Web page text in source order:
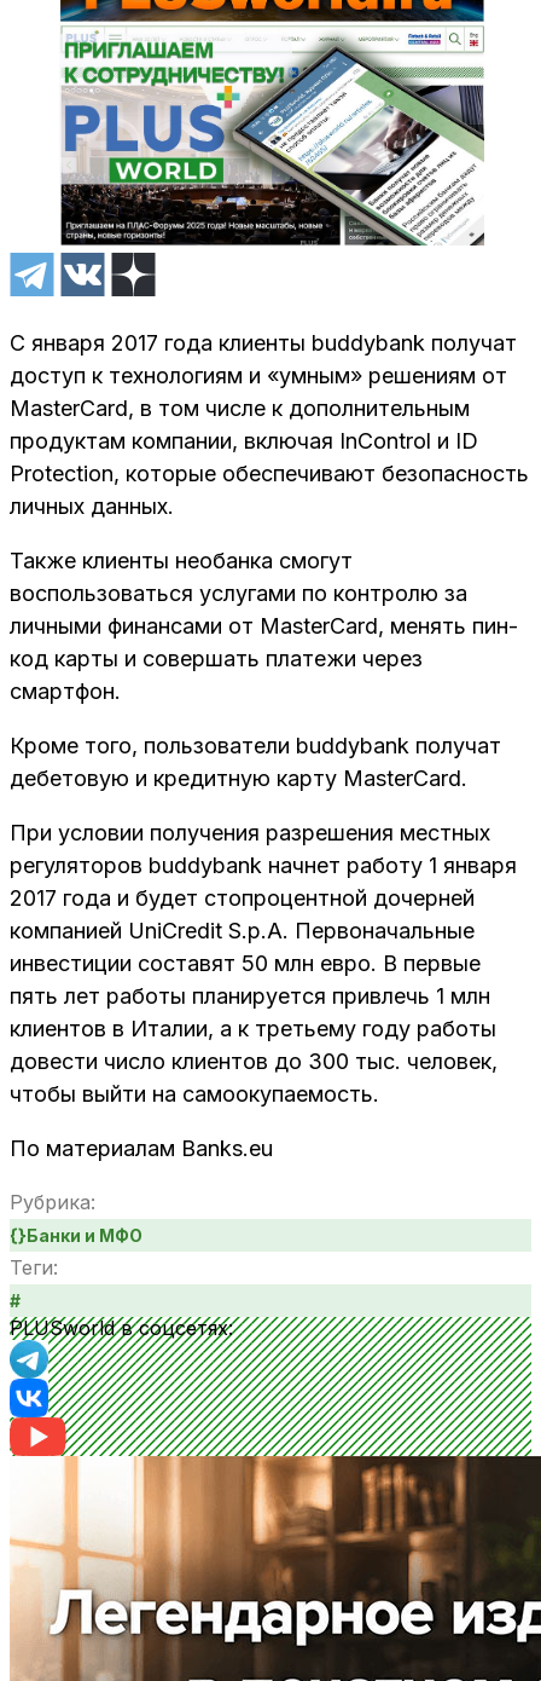
С января 2017 года клиенты buddybank получат
доступ к технологиям и «умным» решениям от
MasterCard, в том числе к дополнительным
продуктам компании, включая InControl и ID
Protection, которые обеспечивают безопасность
личных данных.
Также клиенты необанка смогут
воспользоваться услугами по контролю за
личными финансами от MasterCard, менять пин-
код карты и совершать платежи через
смартфон.
Кроме того, пользователи buddybank получат
дебетовую и кредитную карту MasterCard.
При условии получения разрешения местных
регуляторов buddybank начнет работу 1 января
2017 года и будет стопроцентной дочерней
компанией UniCredit S.p.A. Первоначальные
инвестиции составят 50 млн евро. В первые
пять лет работы планируется привлечь 1 млн
клиентов в Италии, а к третьему году работы
довести число клиентов до 300 тыс. человек,
чтобы выйти на самоокупаемость.
По материалам Banks.eu
Рубрика:
{}Банки и МФО
Теги:
#
PLUSworld в соцсетях: